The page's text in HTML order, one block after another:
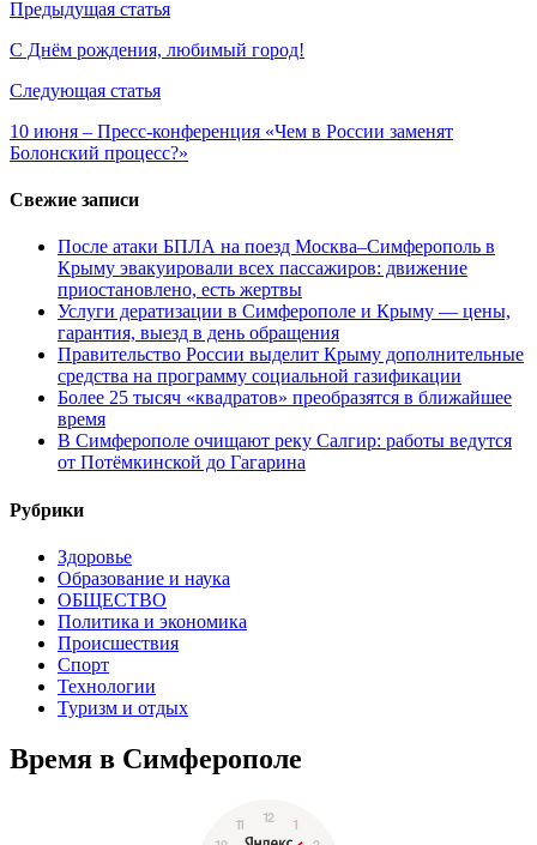
Навигация
по
записям
Предыдущая статья
С Днём рождения, любимый город!
Следующая статья
10 июня – Пресс-конференция «Чем в России заменят
Болонский процесс?»
Свежие записи
После атаки БПЛА на поезд Москва–Симферополь в
Крыму эвакуировали всех пассажиров: движение
приостановлено, есть жертвы
Услуги дератизации в Симферополе и Крыму — цены,
гарантия, выезд в день обращения
Правительство России выделит Крыму дополнительные
средства на программу социальной газификации
Более 25 тысяч «квадратов» преобразятся в ближайшее
время
В Симферополе очищают реку Салгир: работы ведутся
от Потёмкинской до Гагарина
Рубрики
Здоровье
Образование и наука
ОБЩЕСТВО
Политика и экономика
Происшествия
Спорт
Технологии
Туризм и отдых
Время в Симферополе